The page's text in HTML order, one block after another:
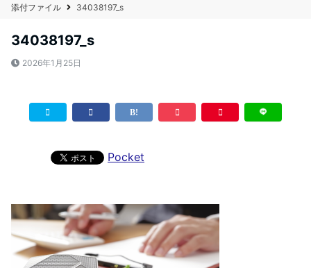
添付ファイル 34038197_s
34038197_s
2026年1月25日
Pocket